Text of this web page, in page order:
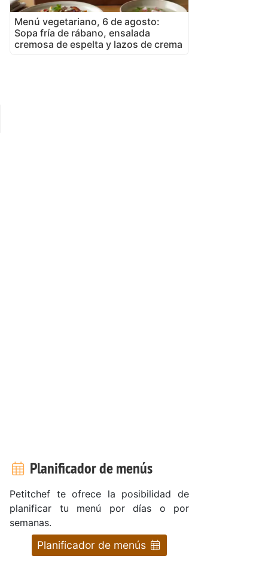
Menú vegetariano, 6 de agosto:
Sopa fría de rábano, ensalada
cremosa de espelta y lazos de crema
Planificador de menús
Petitchef te ofrece la posibilidad de
planificar tu menú por días o por
semanas.
Planificador de menús